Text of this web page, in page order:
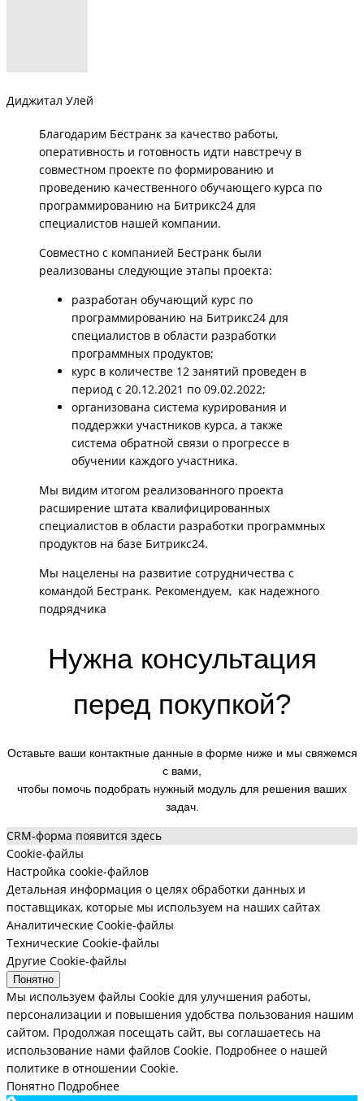
Диджитал Улей
Благодарим Бестранк за качество работы,
оперативность и готовность идти навстречу в
совместном проекте по формированию и
проведению качественного обучающего курса по
программированию на Битрикс24 для
специалистов нашей компании.
Совместно с компанией Бестранк были
реализованы следующие этапы проекта:
разработан обучающий курс по
программированию на Битрикс24 для
специалистов в области разработки
программных продуктов;
курс в количестве 12 занятий проведен в
период с 20.12.2021 по 09.02.2022;
организована система курирования и
поддержки участников курса, а также
система обратной связи о прогрессе в
обучении каждого участника.
Мы видим итогом реализованного проекта
расширение штата квалифицированных
специалистов в области разработки программных
продуктов на базе Битрикс24.
Мы нацелены на развитие сотрудничества с
командой Бестранк. Рекомендуем, как надежного
подрядчика
Нужна консультация
перед покупкой?
Оставьте ваши контактные данные в форме ниже и мы свяжемся
с вами,
чтобы помочь подобрать нужный модуль для решения ваших
задач.
CRM-форма появится здесь
Cookie-файлы
Настройка cookie-файлов
Детальная информация о целях обработки данных и
поставщиках, которые мы используем на наших сайтах
Аналитические Cookie-файлы
Технические Cookie-файлы
Другие Cookie-файлы
Понятно
Мы используем файлы Cookie для улучшения работы,
персонализации и повышения удобства пользования нашим
сайтом. Продолжая посещать сайт, вы соглашаетесь на
использование нами файлов Cookie. Подробнее о нашей
политике в отношении Cookie.
Понятно Подробнее